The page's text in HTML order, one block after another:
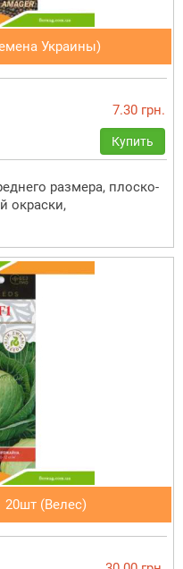
Украины)
7.30 грн.
Купить
размера, плоско-
окраски,
20шт (Велес)